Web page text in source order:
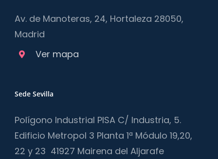
Av. de Manoteras, 24, Hortaleza 28050,
Madrid
Ver mapa
Sede Sevilla
Polígono Industrial PISA C/ Industria, 5.
Edificio Metropol 3 Planta 1ª Módulo 19,20,
22 y 23 41927 Mairena del Aljarafe